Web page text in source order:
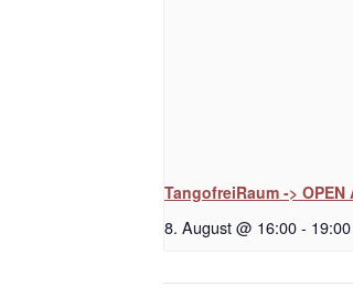
TangofreiRaum -> OPEN
8. August @ 16:00- 19:00